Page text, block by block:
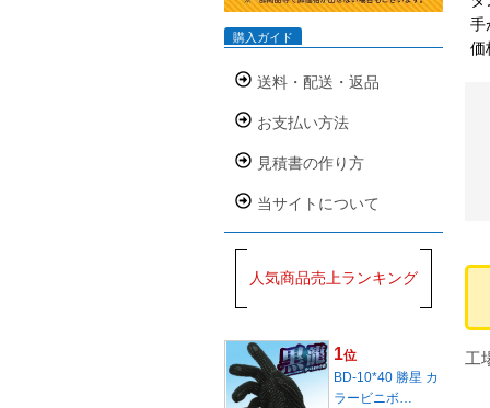
手
価
工
購入ガイド
送料・配送・返品
お支払い方法
見積書の作り方
当サイトについて
人気商品売上ランキング
1位
BD-10*40 勝星 カ
ラービニボ…